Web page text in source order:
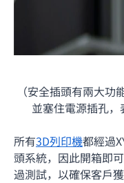
（安全插頭有兩大功
並塞住電源插孔，
所有3D列印機都經過
頭系統，因此開箱即
過測試，以確保客戶獲